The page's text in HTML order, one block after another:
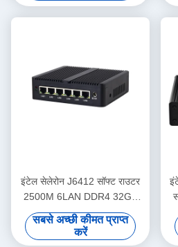
इंटेल सेलेरोन J6412 सॉफ्ट राउटर
2500M 6LAN DDR4 32GB
HD डिस्प्ले मिनी पीसी
सबसे अच्छी कीमत प्राप्त
करें